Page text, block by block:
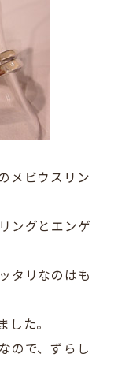
メビウスリン
ングとエンゲ
タリなのはも
た。
ので、ずらし